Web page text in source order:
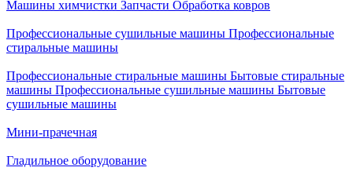
Машины химчистки Запчасти Обработка ковров
Профессиональные сушильные машины Профессиональные
стиральные машины
Профессиональные стиральные машины Бытовые стиральные
машины Профессиональные сушильные машины Бытовые
сушильные машины
Мини-прачечная
Гладильное оборудование